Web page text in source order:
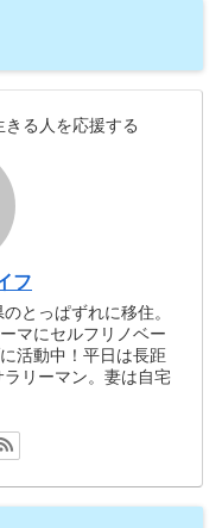
きる人を応援する
フ
とっぱずれに移住。
マにセルフリノベー
活動中！平日は長距
リーマン。妻は自宅